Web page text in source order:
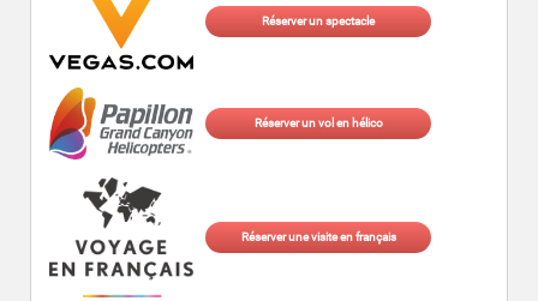
Réserver un spectacle
Réserver un vol en hélico
Réserver une visite en français